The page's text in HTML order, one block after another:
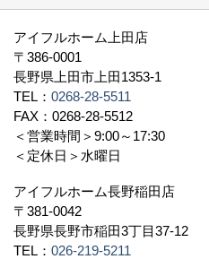
アイフルホーム上田店
〒386-0001
長野県上田市上田1353-1
TEL： 0268-28-5511
FAX：0268-28-5512
＜営業時間＞9:00～17:30
＜定休日＞水曜日
アイフルホーム長野稲田店
〒381-0042
長野県長野市稲田3丁目37-12
TEL： 026-219-5211